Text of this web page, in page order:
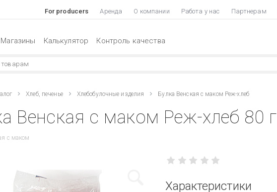
For producers Аренда О компании Работа у нас Партнерам
Магазины Калькулятор Контроль качества
Хлеб, печенье Хлебобулочные изделия Булка Венская с маком Реж-хлеб
Венская с маком Реж-хлеб 80 г
с маком
Характеристики